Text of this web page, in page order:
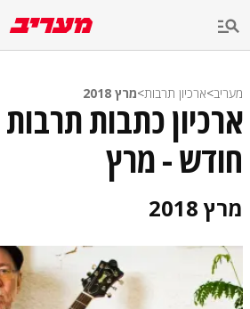
מעריב>ארכיון תרבות>מרץ 2018
חודש - מרץ
מרץ 2018